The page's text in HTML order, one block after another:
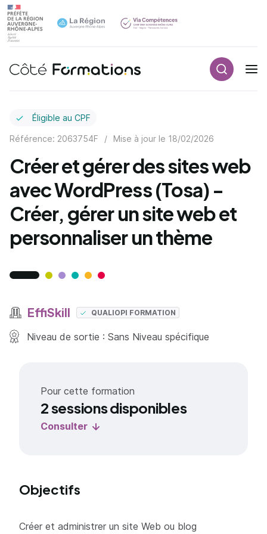
Navigation principale
Éligible au CPF
Référence: 2063754F / Mise à jour le 18/02/2026
Créer et gérer des sites web
avec WordPress (Tosa) -
Créer, gérer un site web et
personnaliser un thème
EffiSkill QUALIOPI FORMATION
Niveau de sortie : Sans Niveau spécifique
Pour cette formation
2 sessions disponibles
Consulter
Objectifs
Créer et administrer un site Web ou blog